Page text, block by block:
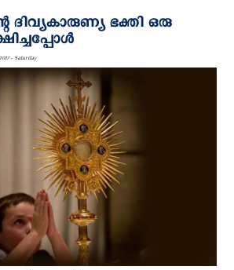
ദിവ്യകാരുണ്യ ഭക്തി ഒരു
- Saturday